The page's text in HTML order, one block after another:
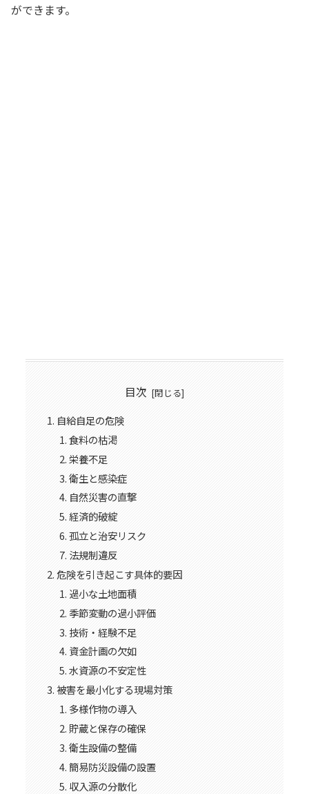
ができます。
目次
自給自足の危険
食料の枯渇
栄養不足
衛生と感染症
自然災害の直撃
経済的破綻
孤立と治安リスク
法規制違反
危険を引き起こす具体的要因
過小な土地面積
季節変動の過小評価
技術・経験不足
資金計画の欠如
水資源の不安定性
被害を最小化する現場対策
多様作物の導入
貯蔵と保存の確保
衛生設備の整備
簡易防災設備の設置
収入源の分散化